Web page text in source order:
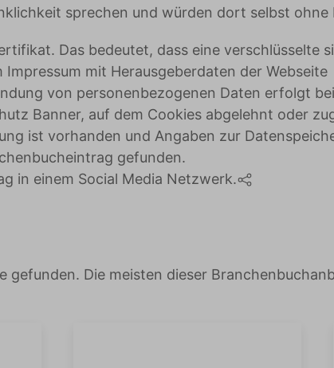
sprechen und würden dort selbst ohne
Das bedeutet, dass eine verschlüsselte
mit Herausgeberdaten der Webseite
von personenbezogenen Daten erfolgt
Banner, auf dem Cookies abgelehnt oder
ist vorhanden und Angaben zur
gefunden.
in einem Social Media Netzwerk.
gefunden. Die meisten dieser